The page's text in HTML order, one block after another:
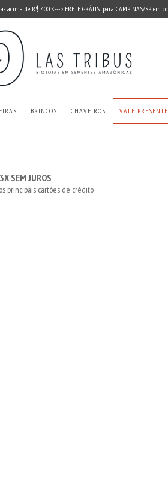
acima de R$ 400 <---> FRETE GRÁTIS: para CAMPINAS/SP em
BRINCOS CHAVEIROS VALE PRESENTE
SEM JUROS
principais cartões de crédito